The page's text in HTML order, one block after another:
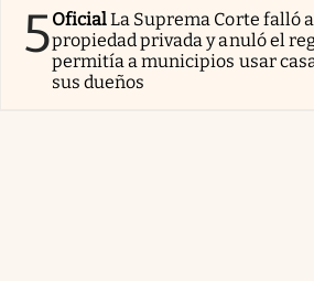
5OficialLa Suprema Corte falló
propiedad privada y anuló el
permitía a municipios usar
sus dueños